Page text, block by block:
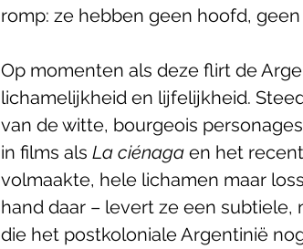
romp: ze hebben geen hoofd,
Op momenten als deze flirt de
lichamelijkheid en lijfelijkheid.
van de witte, bourgeois
in films als La ciénaga en het
volmaakte, hele lichamen maar
hand daar – levert ze een
die het postkoloniale Argentinië